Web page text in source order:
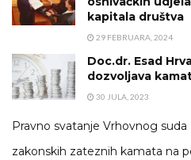
kapitala društva
29 FEBRUARA, 2024
Doc.dr. Esad
dozvoljava
30 JULA, 2023
Pravno svatanje Vrhovnog
zakonskih zateznih kamata na